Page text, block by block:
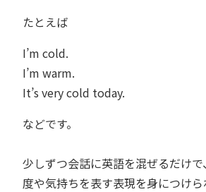
たとえば
I’m cold.
I’m warm.
It’s very cold today.
などです。
少しずつ会話に英語を混ぜるだけ
度や気持ちを表す表現を身につけら